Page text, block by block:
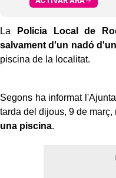
La Policia Local de
salvament d'un nadó
piscina de la localitat.
Segons ha informat
tarda del dijous, 9 de març,
una piscina.